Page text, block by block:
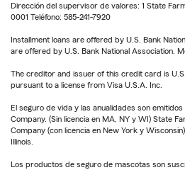
Dirección del supervisor de valores: 1 State
0001 Teléfono: 585-241-7920
Installment loans are offered by U.S. Bank
are offered by U.S. Bank National Association.
The creditor and issuer of this credit card is
pursuant to a license from Visa U.S.A. Inc.
El seguro de vida y las anualidades son
Company. (Sin licencia en MA, NY y WI) State
Company (con licencia en New York y
Illinois.
Los productos de seguro de mascotas son